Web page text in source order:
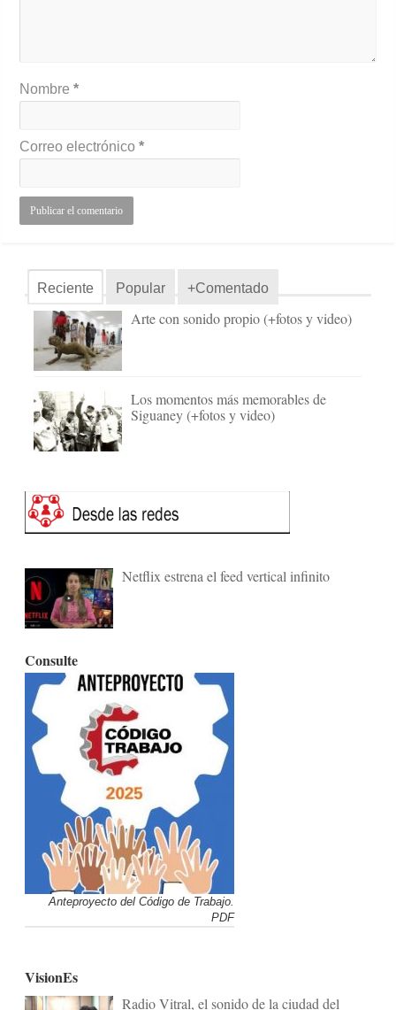
Nombre*
Correo electrónico*
Reciente Popular +Comentado
Arte con sonido propio (+fotos y video)
Los momentos más memorables de
Siguaney (+fotos y video)
Netflix estrena el feed vertical infinito
Consulte
Anteproyecto del Código de Trabajo.
PDF
VisionEs
Radio Vitral, el sonido de la ciudad del